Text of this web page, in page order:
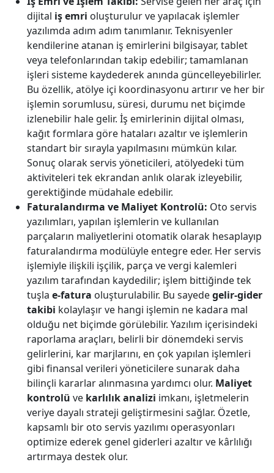
dijital iş emri oluşturulur ve yapılacak işlemler
yazılımda adım adım tanımlanır. Teknisyenler
kendilerine atanan iş emirlerini bilgisayar, tablet
veya telefonlarından takip edebilir; tamamlanan
işleri sisteme kaydederek anında güncelleyebilirler.
Bu özellik, atölye içi koordinasyonu artırır ve her bir
işlemin sorumlusu, süresi, durumu net biçimde
izlenebilir hale gelir. İş emirlerinin dijital olması,
kağıt formlara göre hataları azaltır ve işlemlerin
standart bir sırayla yapılmasını mümkün kılar.
Sonuç olarak servis yöneticileri, atölyedeki tüm
aktiviteleri tek ekrandan anlık olarak izleyebilir,
gerektiğinde müdahale edebilir.
Faturalandırma ve Maliyet Kontrolü: Oto servis
yazılımları, yapılan işlemlerin ve kullanılan
parçaların maliyetlerini otomatik olarak hesaplayıp
faturalandırma modülüyle entegre eder. Her servis
işlemiyle ilişkili işçilik, parça ve vergi kalemleri
yazılım tarafından kaydedilir; işlem bittiğinde tek
tuşla e-fatura oluşturulabilir. Bu sayedegelir-gider
takibi kolaylaşır ve hangi işlemin ne kadara mal
olduğu net biçimde görülebilir. Yazılım içerisindeki
raporlama araçları, belirli bir dönemdeki servis
gelirlerini, kar marjlarını, en çok yapılan işlemleri
gibi finansal verileri yöneticilere sunarak daha
bilinçli kararlar alınmasına yardımcı olur. Maliyet
kontrolü ve karlılık analizi imkanı, işletmelerin
veriye dayalı strateji geliştirmesini sağlar. Özetle,
kapsamlı bir oto servis yazılımı operasyonları
optimize ederek genel giderleri azaltır ve kârlılığı
artırmaya destek olur.